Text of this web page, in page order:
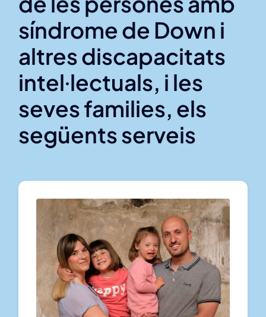
Col·labora
Publicacions
Contacte
síndrome de Down i
altres discapacitats
intel·lectuals, i les
seves families, els
següents serveis